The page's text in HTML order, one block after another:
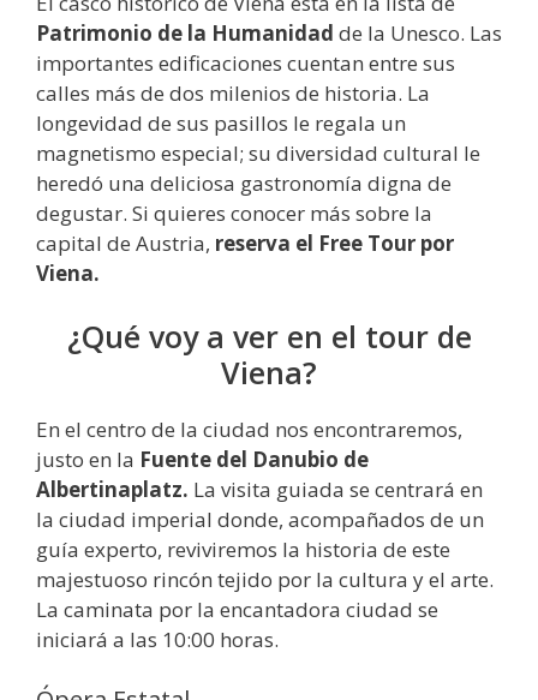
Patrimonio de la Humanidad de la Unesco. Las
importantes edificaciones cuentan entre sus
calles más de dos milenios de historia. La
longevidad de sus pasillos le regala un
magnetismo especial; su diversidad cultural le
heredó una deliciosa gastronomía digna de
degustar. Si quieres conocer más sobre la
capital de Austria, reserva el Free Tour por
Viena.
¿Qué voy a ver en el tour de
Viena?
En el centro de la ciudad nos encontraremos,
justo en la Fuente del Danubio de
Albertinaplatz. La visita guiada se centrará en
la ciudad imperial donde, acompañados de un
guía experto, reviviremos la historia de este
majestuoso rincón tejido por la cultura y el arte.
La caminata por la encantadora ciudad se
iniciará a las 10:00 horas.